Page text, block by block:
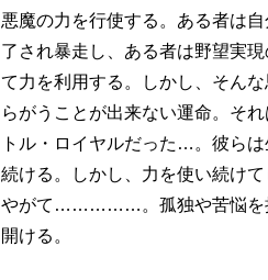
悪魔の力を行使する。ある者は
了され暴走し、ある者は野望実
て力を利用する。しかし、そん
らがうことが出来ない運命。そ
トル・ロイヤルだった…。彼ら
続ける。しかし、力を使い続け
やがて……………。孤独や苦悩を抱
開ける。